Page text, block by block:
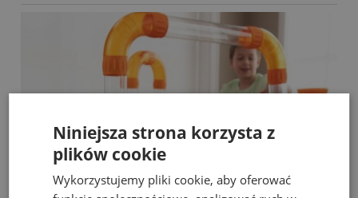
Niniejsza strona korzysta z
plików cookie
Wykorzystujemy pliki cookie, aby oferować